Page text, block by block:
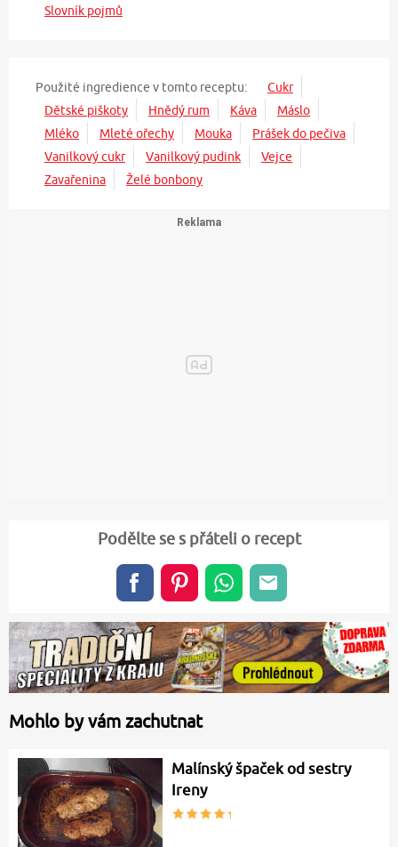
Slovník pojmů
Použité ingredience v tomto receptu:
Cukr
Dětské piškoty
Hnědý rum Káva
Máslo
Mléko
Mleté ořechy Mouka
Prášek do pečiva
Vanilkový cukr
Vanilkový pudink
Vejce
Zavařenina
Želé bonbony
Podělte se s přáteli o recept
Mohlo by vám zachutnat
Malínský špaček od sestry
Ireny